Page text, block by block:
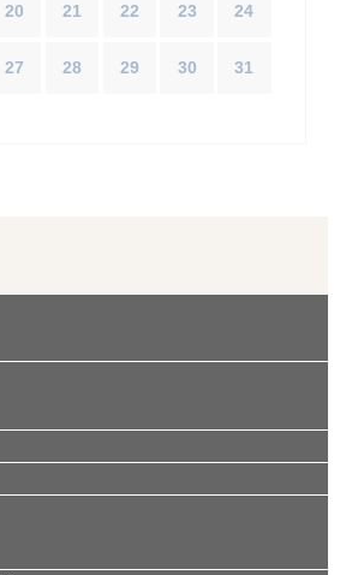
20 21 22 23 24
27 28 29 30 31